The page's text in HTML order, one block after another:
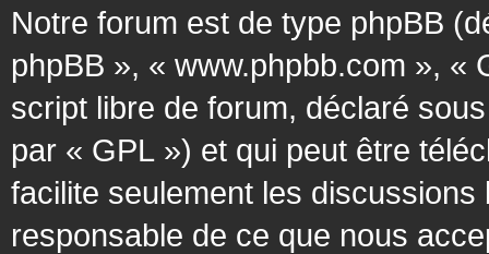
Notre forum est de type phpBB
phpBB », « www.phpbb.com », «
script libre de forum, déclaré
par « GPL ») et qui peut être
facilite seulement les
responsable de ce que nous